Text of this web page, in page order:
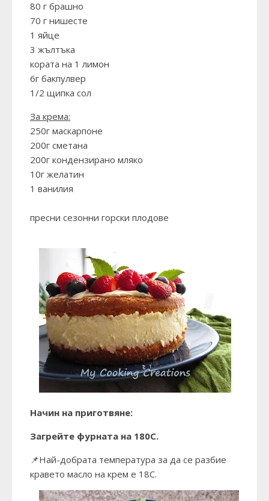
80 г брашно
70 г нишесте
1 яйце
3 жълтъка
кората на 1 лимон
6г бакпулвер
1/2 щипка сол
За крема:
250г маскарпоне
200г сметана
200г кондензирано мляко
10г желатин
1 ванилия
пресни сезонни горски плодове
Начин на приготвяне:
Загрейте фурната на 180С.
📌Най-добрата температура за да се разбие
кравето масло на крем е 18С.